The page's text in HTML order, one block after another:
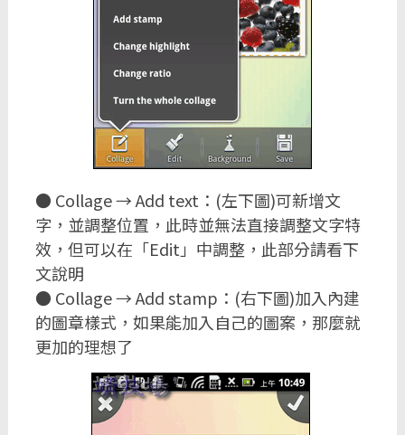
● Collage → Add text：(左下圖)可新增文
字，並調整位置，此時並無法直接調整文字特
效，但可以在「Edit」中調整，此部分請看下
文說明
● Collage → Add stamp：(右下圖)加入內建
的圖章樣式，如果能加入自己的圖案，那麼就
更加的理想了